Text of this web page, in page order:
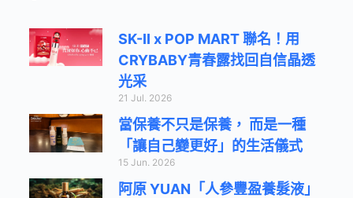
SK-II x POP MART 聯名！用
CRYBABY青春露找回自信晶透
光采
21 Jul. 2026
當保養不只是保養， 而是一種
「讓自己變更好」的生活儀式
15 Jun. 2026
阿原 YUAN「人參豐盈養髮液」